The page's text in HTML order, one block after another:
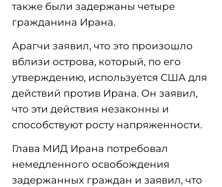
также были задержаны четыре
гражданина Ирана.
Арагчи заявил, что это произошло
вблизи острова, который, по его
утверждению, используется США для
действий против Ирана. Он заявил,
что эти действия незаконны и
способствуют росту напряженности.
Глава МИД Ирана потребовал
немедленного освобождения
задержанных граждан и заявил, что